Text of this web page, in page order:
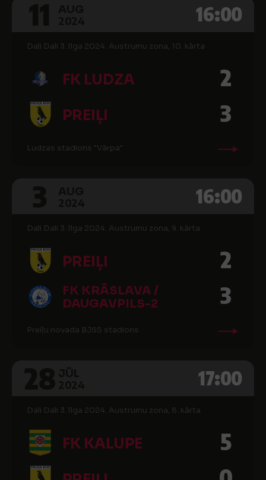
16:00
Dali Dali 3. līga 2024. Austrumu zona, 10. kārta
FK LUDZA 2
PREIĻI 3
Ludzas stadions "Vārpa"
16:00
Dali Dali 3. līga 2024. Austrumu zona, 9. kārta
PREIĻI 2
FK KRĀSLAVA /
DAUGAVPILS-2
3
Preiļu novada BJSS stadions
17:00
Dali Dali 3. līga 2024. Austrumu zona, 8. kārta
FK KALUPE 5